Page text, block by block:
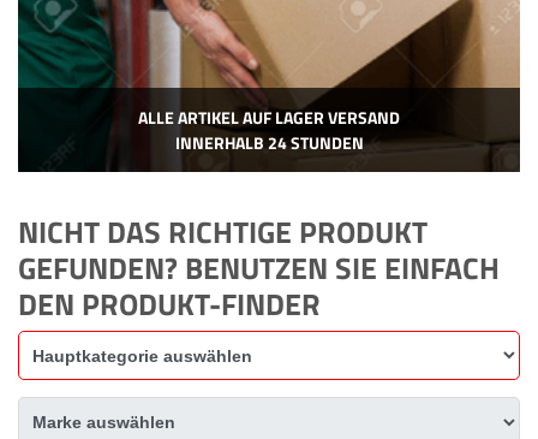
ALLE ARTIKEL AUF LAGER VERSAND
INNERHALB 24 STUNDEN
NICHT DAS RICHTIGE PRODUKT
GEFUNDEN? BENUTZEN SIE EINFACH
DEN PRODUKT-FINDER